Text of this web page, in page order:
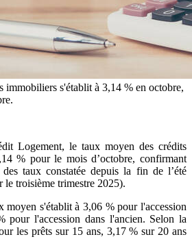
immobiliers s'établit à 3,14 % en octobre,
Logement, le taux moyen des crédits
% pour le mois d’octobre, confirmant
taux constatée depuis la fin de l’été
le troisième trimestre 2025).
moyen s'établit à 3,06 % pour l'accession
pour l'accession dans l'ancien. Selon la
les prêts sur 15 ans, 3,17 % sur 20 ans